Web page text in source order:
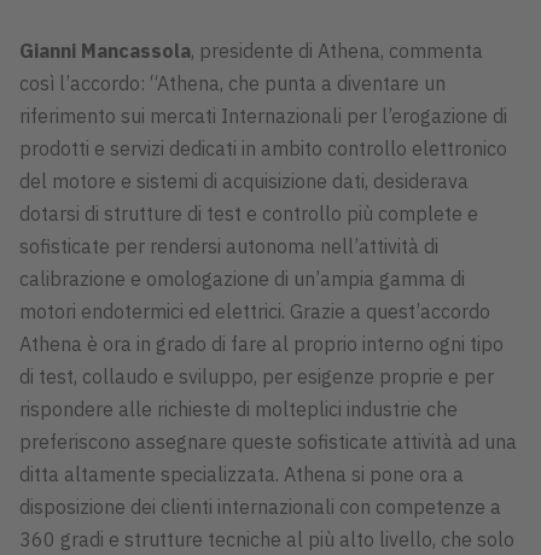
Gianni Mancassola, presidente di Athena, commenta
così l’accordo: “Athena, che punta a diventare un
riferimento sui mercati Internazionali per l’erogazione di
prodotti e servizi dedicati in ambito controllo elettronico
del motore e sistemi di acquisizione dati, desiderava
dotarsi di strutture di test e controllo più complete e
sofisticate per rendersi autonoma nell’attività di
calibrazione e omologazione di un’ampia gamma di
motori endotermici ed elettrici. Grazie a quest’accordo
Athena è ora in grado di fare al proprio interno ogni tipo
di test, collaudo e sviluppo, per esigenze proprie e per
rispondere alle richieste di molteplici industrie che
preferiscono assegnare queste sofisticate attività ad una
ditta altamente specializzata. Athena si pone ora a
disposizione dei clienti internazionali con competenze a
360 gradi e strutture tecniche al più alto livello, che solo